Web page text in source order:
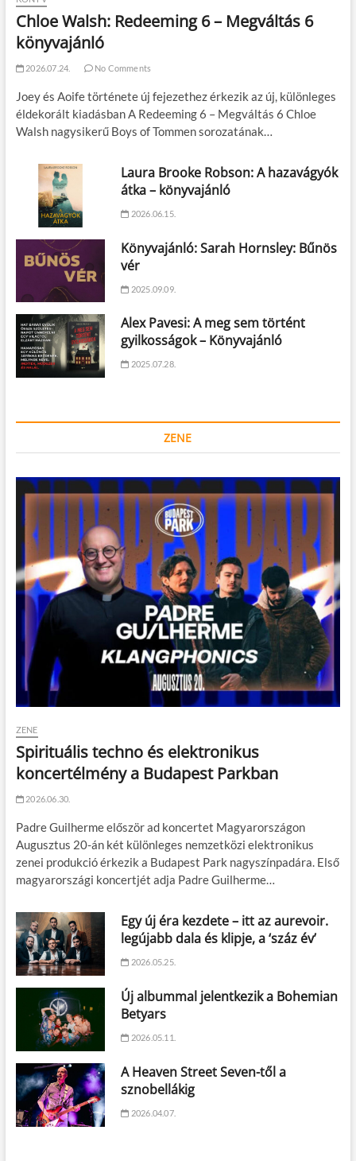
Chloe Walsh: Redeeming 6 – Megváltás 6
könyvajánló
2026.07.24. No Comments
Joey és Aoife története új fejezethez érkezik az új, különleges
éldekorált kiadásban A Redeeming 6 – Megváltás 6 Chloe
Walsh nagysikerű Boys of Tommen sorozatának…
Laura Brooke Robson: A hazavágyók
átka – könyvajánló
2026.06.15.
Könyvajánló: Sarah Hornsley: Bűnös
vér
2025.09.09.
Alex Pavesi: A meg sem történt
gyilkosságok – Könyvajánló
2025.07.28.
ZENE
ZENE
Spirituális techno és elektronikus
koncertélmény a Budapest Parkban
2026.06.30.
Padre Guilherme először ad koncertet Magyarországon
Augusztus 20-án két különleges nemzetközi elektronikus
zenei produkció érkezik a Budapest Park nagyszínpadára. Első
magyarországi koncertjét adja Padre Guilherme…
Egy új éra kezdete – itt az aurevoir.
legújabb dala és klipje, a ‘száz év’
2026.05.25.
Új albummal jelentkezik a Bohemian
Betyars
2026.05.11.
A Heaven Street Seven-től a
sznobellákig
2026.04.07.